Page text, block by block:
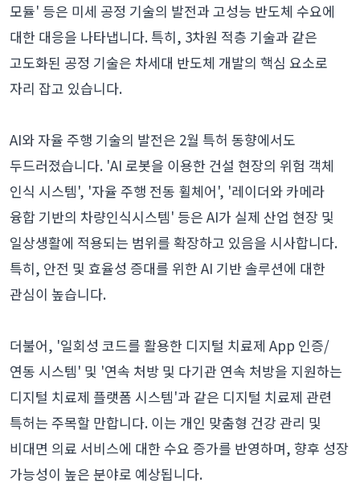
모듈' 등은 미세 공정 기술의 발전과 고성능 반도체 수요에
대한 대응을 나타냅니다. 특히, 3차원 적층 기술과 같은
고도화된 공정 기술은 차세대 반도체 개발의 핵심 요소로
자리 잡고 있습니다.
AI와 자율 주행 기술의 발전은 2월 특허 동향에서도
두드러졌습니다. 'AI 로봇을 이용한 건설 현장의 위험 객체
인식 시스템', '자율 주행 전동 휠체어', '레이더와 카메라
융합 기반의 차량인식시스템' 등은 AI가 실제 산업 현장 및
일상생활에 적용되는 범위를 확장하고 있음을 시사합니다.
특히, 안전 및 효율성 증대를 위한 AI 기반 솔루션에 대한
관심이 높습니다.
더불어, '일회성 코드를 활용한 디지털 치료제 App 인증/
연동 시스템' 및 '연속 처방 및 다기관 연속 처방을 지원하는
디지털 치료제 플랫폼 시스템'과 같은 디지털 치료제 관련
특허는 주목할 만합니다. 이는 개인 맞춤형 건강 관리 및
비대면 의료 서비스에 대한 수요 증가를 반영하며, 향후 성장
가능성이 높은 분야로 예상됩니다.